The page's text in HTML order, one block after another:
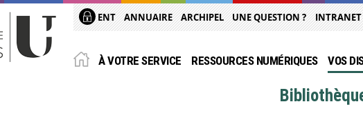
ENT ANNUAIRE ARCHIPEL UNE QUESTION ? INTRANET
À VOTRE SERVICE RESSOURCES NUMÉRIQUES VOS